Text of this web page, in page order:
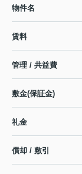
物件名
賃料
管理 / 共益費
敷金(保証金)
礼金
償却 / 敷引